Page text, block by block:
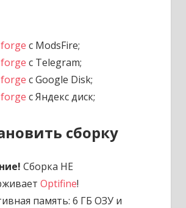
forge с ModsFire;
forge с Telegram;
forge с Google Disk;
forge с Яндекс диск;
сборку
Сборка НЕ
Optifine!
память: 6 ГБ ОЗУ и